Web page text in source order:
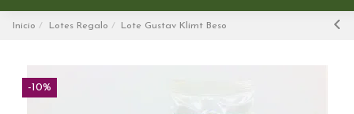
Inicio Lotes Regalo Lote Gustav Klimt Beso
-10%